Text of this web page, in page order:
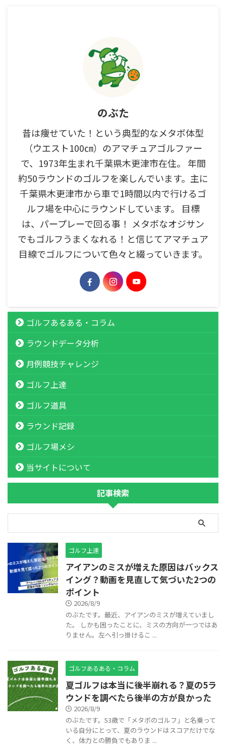
のぶた
昔は痩せていた！という典型的なメタボ体型
（ウエスト100㎝）のアマチュアゴルファー
で、1973年生まれ千葉県木更津市在住。 年間
約50ラウンドのゴルフを楽しんでいます。主に
千葉県木更津市から車で1時間以内で行けるゴ
ルフ場を中心にラウンドしています。 目標
は、パープレーで回る事！ メタボなオジサン
でもゴルフうまくなれる！と信じてアマチュア
目線でゴルフについて色々と綴っていきます。
ゴルフあるある・コラム
ラウンドデータ分析
月例競技チャレンジ
ゴルフ上達
ゴルフ道具
ラウンド記録
ゴルフ場メシ
当サイトについて
記事検索
ゴルフ上達
アイアンのミスが増えた原因はバックス
イング？動画を見直して気づいた2つの
ポイント
2026/8/9
のぶたです。最近、アイアンのミスが増えていまし
た。 しかも困ったことに、ミスの方向が一つではあ
りません。左へ引っ掛けるこ ...
ゴルフあるある・コラム
夏ゴルフは本当に後半崩れる？夏の5ラ
ウンドを調べたら後半の方が良かった
2026/8/9
のぶたです。53歳で「メタボのゴルフ」と名乗って
いる自分にとって、夏のラウンドはスコアだけでな
く、体力との勝負でもありま ...